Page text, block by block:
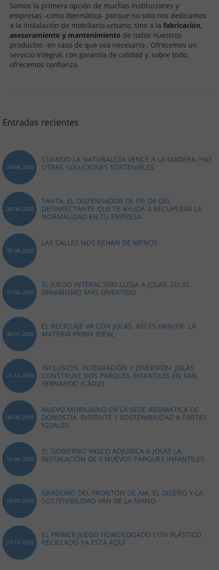
Somos la primera opción de muchas instituciones y
empresas -como Ibermática- porque no solo nos dedicamos
a la instalación de mobiliario urbano, sino a la fabricación,
asesoramiento y mantenimiento de todos nuestros
productos -en caso de que sea necesario-. Ofrecemos un
servicio integral, con garantía de calidad y, sobre todo,
ofrecemos confianza.
Entradas recientes
24-09-2020
CUANDO LA NATURALEZA VENCE A LA MADERA, HAY
OTRAS SOLUCIONES SOSTENIBLES
28-05-2020
TANTA, EL DISPENSADOR DE PIE DE GEL
DESINFECTANTE QUE TE AYUDA A RECUPERAR LA
NORMALIDAD EN TU EMPRESA
30-04-2020
LAS CALLES NOS ECHAN DE MENOS
27-02-2020
EL JUEGO INTERACTIVO LLEGA A JOLAS. LÜ: EL
DINAMISMO MÁS DIVERTIDO
30-01-2020
EL RECICLAJE VA CON JOLAS. ASÍ ES HANIT®: LA
MATERIA PRIMA IDEAL
21-11-2019
INCLUSIÓN, INTEGRACIÓN Y DIVERSIÓN: JOLAS
CONSTRUYE DOS PARQUES INFANTILES EN SAN
FERNANDO (CÁDIZ)
30-05-2019
NUEVO MOBILIARIO EN LA SEDE IBERMÁTICA DE
DONOSTIA. DISFRUTE Y SOSTENIBILIDAD A PARTES
IGUALES.
11-04-2019
EL GOBIERNO VASCO ADJUDICA A JOLAS LA
INSTALACIÓN DE 6 NUEVOS PARQUES INFANTILES
24-01-2019
GRADERÍO DEL FRONTÓN DE AIA. EL DISEÑO Y LA
SOSTENIBILIDAD VAN DE LA MANO
27-11-2018
EL PRIMER JUEGO HOMOLOGADO CON PLÁSTICO
RECICLADO YA ESTÁ AQUÍ